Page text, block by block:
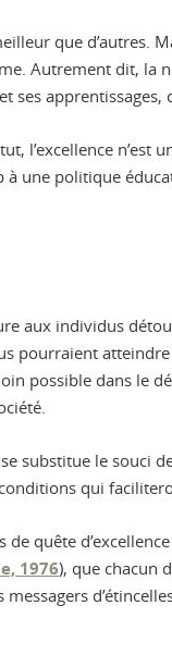
que d’autres.
Autrement dit, la
ses
l’excellence
à une politique
aux individus
pourraient
possible dans le
substitue le
qui
quête
1976), que chacun